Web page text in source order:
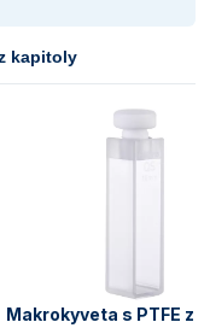
kapitoly
Makrokyveta s PTFE